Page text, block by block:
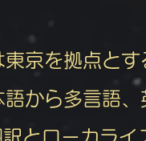
京を拠点とす
語から多言語
とローカライ